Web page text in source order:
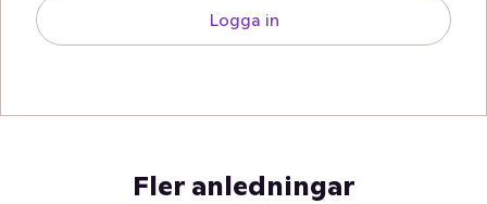
Logga in
Fler anledningar